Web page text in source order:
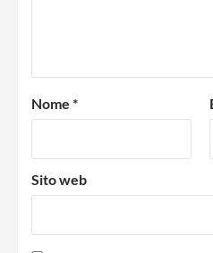
Nome *
Sito web